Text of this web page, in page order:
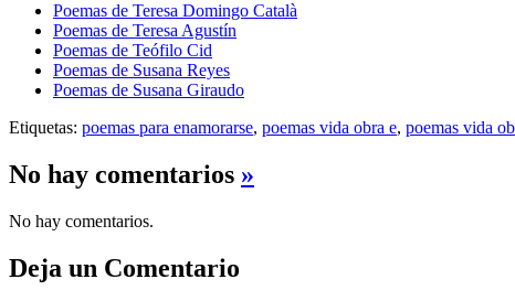
Poemas de Teresa Domingo Català
Poemas de Teresa Agustín
Poemas de Teófilo Cid
Poemas de Susana Reyes
Poemas de Susana Giraudo
Etiquetas: poemas para enamorarse, poemas vida obra e, poemas vida
No hay comentarios »
No hay comentarios.
Deja un Comentario